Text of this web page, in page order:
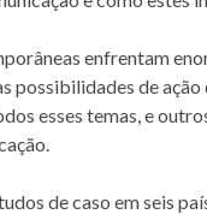
enfrentam
possibilidades de
esses temas, e
de caso em seis